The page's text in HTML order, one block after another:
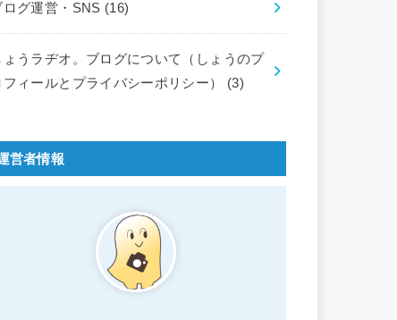
ログ運営・SNS (16)
ょうラヂオ。ブログについて（しょうのプ
フィールとプライバシーポリシー） (3)
営者情報